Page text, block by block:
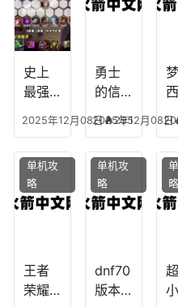
生肖
世界
史上
最强
容搭
配，
最强
法师
2025年12月08日 295
勇士
的信
物技
能，
勇士
的信
仰宠
个好
2025年12月08日
炼
王者
荣耀S
单机攻
略
dnf70
版本
单机攻
略
略